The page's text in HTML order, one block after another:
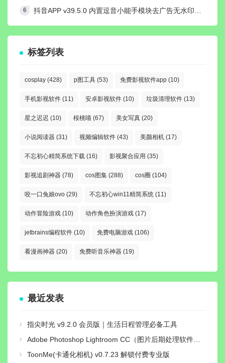
抖音APP v39.5.0 内置逗音小能手模块去广告无水印纯净版
标签列表
cosplay (428) p图工具 (53) 免费影视软件app (10)
手机影视软件 (11) 安卓影视软件 (10) 垃圾清理软件 (13)
星之迟迟 (10) 桜桃喵 (67) 美女写真 (20)
小说阅读器 (31) 视频编辑软件 (43) 美颜相机 (17)
不忘初心精简系统下载 (16) 影视聚合应用 (35)
影视追剧神器 (78) cos图集 (288) cos圈 (104)
咬一口兔娘ovo (29) 不忘初心win11精简系统 (11)
动作冒险游戏 (10) 动作角色扮演游戏 (17)
jetbrains编程软件 (10) 免费电脑游戏 (106)
看漫画神器 (20) 免费听音乐神器 (19)
最近发表
指尖时光 v9.2.0 会员版｜生活日程管理必备工具
Adobe Photoshop Lightroom CC（图片后期处理软件）v11.5.0直装解锁高级版
ToonMe(卡通化相机) v0.7.23 解锁付费专业版